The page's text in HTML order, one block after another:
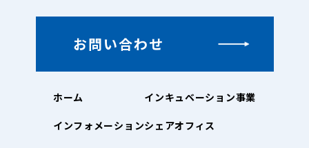
お問い合わせ
ホーム
インフォメーション
インキュベーション事業
シェアオフィス